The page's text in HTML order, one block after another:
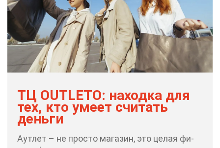
ТЦ OUTLETO: на­ход­ка для
тех, кто уме­ет счи­тать
день­ги
Аут­лет – не про­сто ма­га­зин, это це­лая фи­